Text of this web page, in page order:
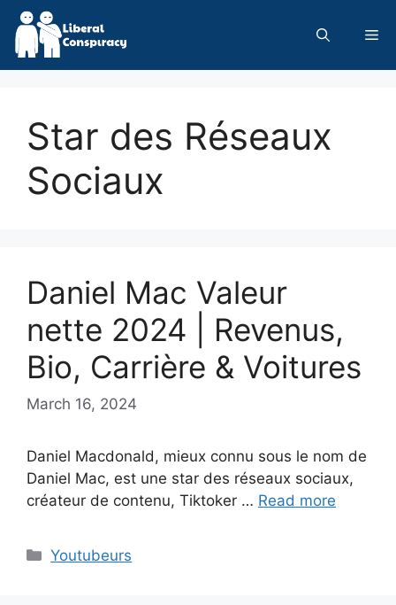
Skip
content
Star des Réseaux
Sociaux
Daniel Mac Valeur
nette 2024 | Revenus,
Bio, Carrière & Voitures
March 16, 2024
Daniel Macdonald, mieux connu sous le nom de
Daniel Mac, est une star des réseaux sociaux,
créateur de contenu, Tiktoker … Read more
Categories
Youtubeurs